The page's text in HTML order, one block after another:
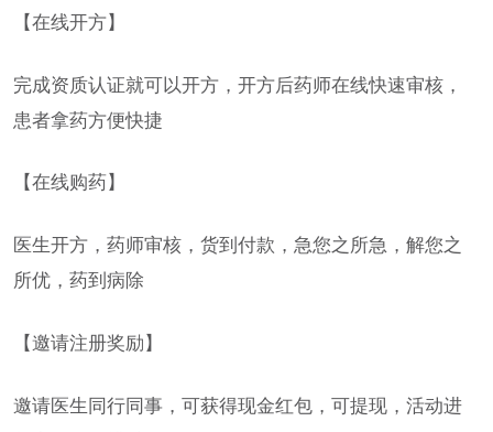
【在线开方】
完成资质认证就可以开方，开方后药师在线快速审核，
患者拿药方便快捷
【在线购药】
医生开方，药师审核，货到付款，急您之所急，解您之
所优，药到病除
【邀请注册奖励】
邀请医生同行同事，可获得现金红包，可提现，活动进